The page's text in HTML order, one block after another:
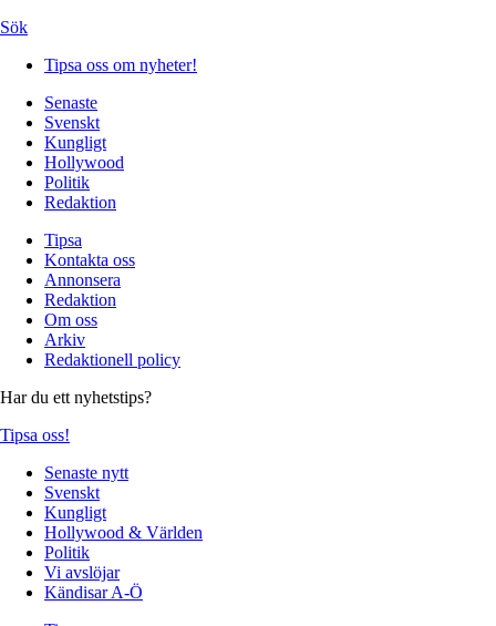
Sök
Tipsa oss om nyheter!
Senaste
Svenskt
Kungligt
Hollywood
Politik
Redaktion
Tipsa
Kontakta oss
Annonsera
Redaktion
Om oss
Arkiv
Redaktionell policy
Har du ett nyhetstips?
Tipsa oss!
Senaste nytt
Svenskt
Kungligt
Hollywood & Världen
Politik
Vi avslöjar
Kändisar A-Ö